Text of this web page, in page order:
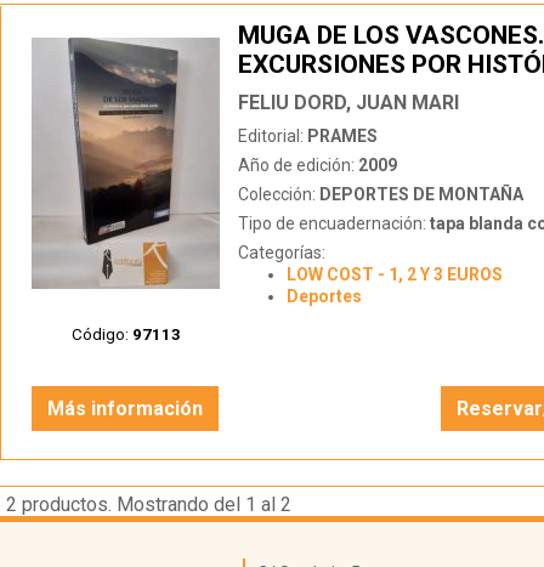
Código: 97113
MUGA DE LOS
EXCURSIONES POR
ESCENARIOS
FELIU DORD, JUAN MARI
Editorial: PRAMES
Año de edición: 2009
Colección: DEPORTES DE MONTAÑA
Tipo de encuadernación: tapa blanda
Categorías:
LOW COST - 1, 2 Y 3 EUROS
Deportes
Más información
2 productos. Mostrando del 1 al 2